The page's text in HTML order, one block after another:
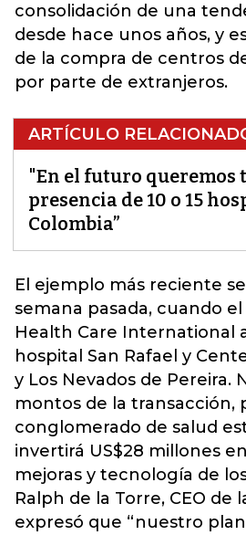
consolidación de una
desde hace unos años, y
de la compra de centros
por parte de extranjeros.
ARTÍCULO
"En el futuro queremos
presencia de 10 o 15
Colombia”
El ejemplo más reciente
semana pasada, cuando
Health Care International
hospital San Rafael y
y Los Nevados de Pereira.
montos de la transacción,
conglomerado de salud
invertirá US$28 millones
mejoras y tecnología de
Ralph de la Torre, CEO de
expresó que “nuestro